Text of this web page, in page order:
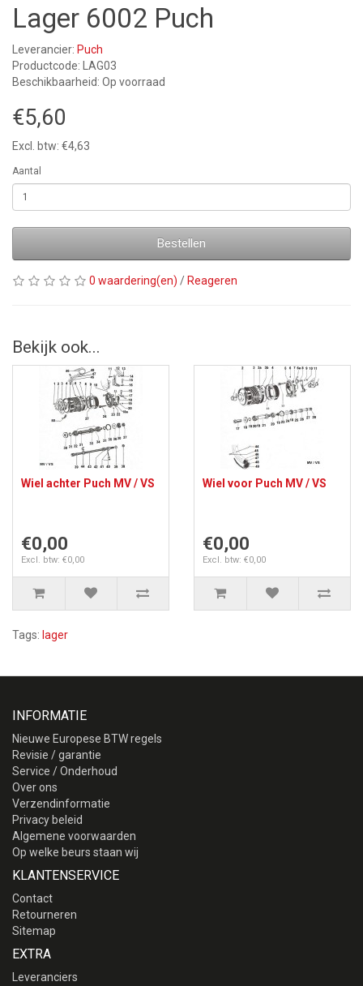
Lager 6002 Puch
Leverancier: Puch
Productcode: LAG03
Beschikbaarheid: Op voorraad
€5,60
Excl. btw: €4,63
Aantal
Bestellen
0 waardering(en) / Reageren
Bekijk ook...
Wiel achter Puch MV / VS
€0,00
Excl. btw: €0,00
Wiel voor Puch MV / VS
€0,00
Excl. btw: €0,00
Tags: lager
INFORMATIE
Nieuwe Europese BTW regels
Revisie / garantie
Service / Onderhoud
Over ons
Verzendinformatie
Privacy beleid
Algemene voorwaarden
Op welke beurs staan wij
KLANTENSERVICE
Contact
Retourneren
Sitemap
EXTRA
Leveranciers